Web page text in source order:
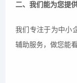
二、我们能为您提
我们专注于为中小
辅助服务，做您能